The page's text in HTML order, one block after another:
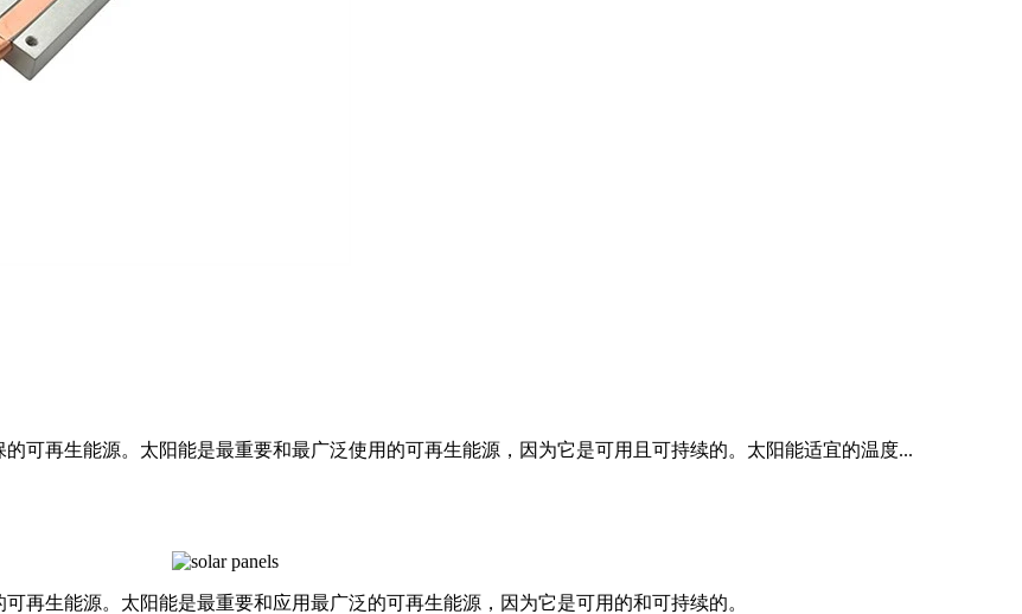
可再生能源。太阳能是最重要和最广泛使用的可再生能源，因为它是可用且可持续的。太阳能适宜的温度...
再生能源。太阳能是最重要和应用最广泛的可再生能源，因为它是可用的和可持续的。